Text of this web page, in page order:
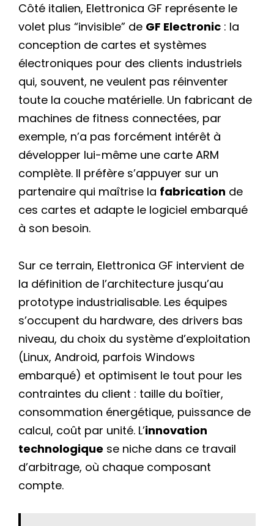
Côté italien, Elettronica GF représente le
volet plus “invisible” de GF Electronic : la
conception de cartes et systèmes
électroniques pour des clients industriels
qui, souvent, ne veulent pas réinventer
toute la couche matérielle. Un fabricant de
machines de fitness connectées, par
exemple, n’a pas forcément intérêt à
développer lui-même une carte ARM
complète. Il préfère s’appuyer sur un
partenaire qui maîtrise la fabrication de
ces cartes et adapte le logiciel embarqué
à son besoin.
Sur ce terrain, Elettronica GF intervient de
la définition de l’architecture jusqu’au
prototype industrialisable. Les équipes
s’occupent du hardware, des drivers bas
niveau, du choix du système d’exploitation
(Linux, Android, parfois Windows
embarqué) et optimisent le tout pour les
contraintes du client : taille du boîtier,
consommation énergétique, puissance de
calcul, coût par unité. L’innovation
technologique se niche dans ce travail
d’arbitrage, où chaque composant
compte.